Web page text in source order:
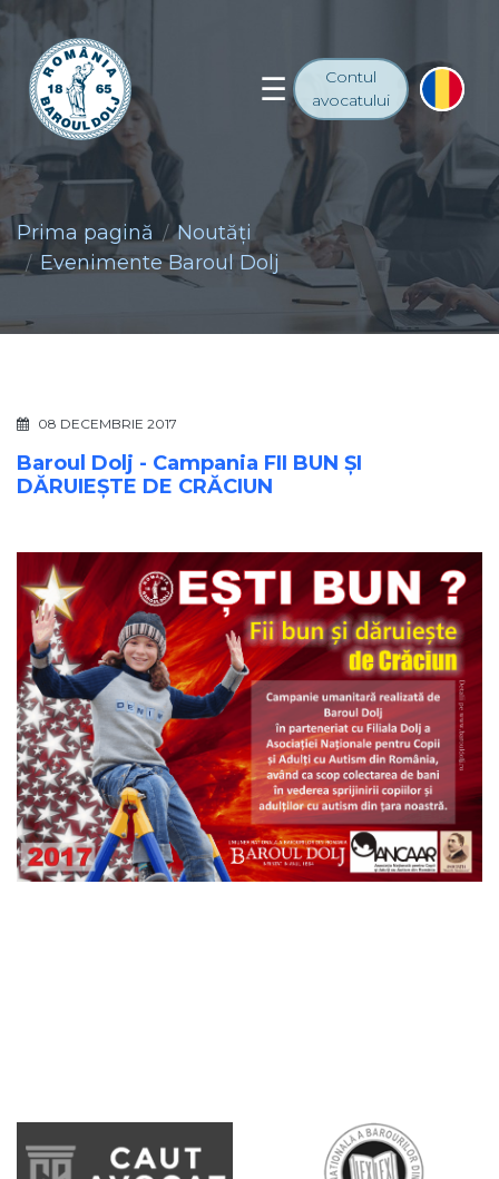
Contul
avocatului
Prima pagină
Noutăţi
Evenimente Baroul Dolj
08 DECEMBRIE 2017
Baroul Dolj - Campania FII BUN ŞI
DĂRUIEŞTE DE CRĂCIUN